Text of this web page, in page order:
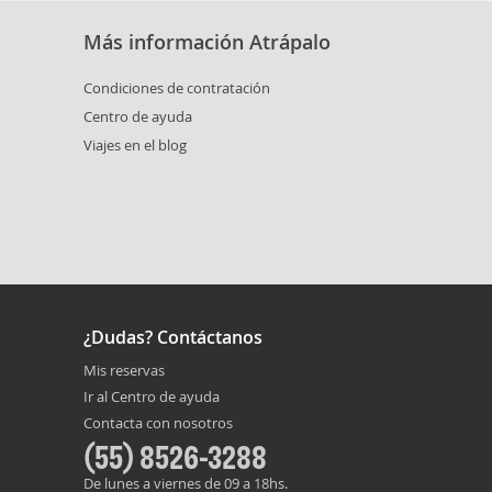
Más información Atrápalo
Condiciones de contratación
Centro de ayuda
Viajes en el blog
¿Dudas? Contáctanos
Mis reservas
Ir al Centro de ayuda
Contacta con nosotros
(55) 8526-3288
De lunes a viernes de 09 a 18hs.